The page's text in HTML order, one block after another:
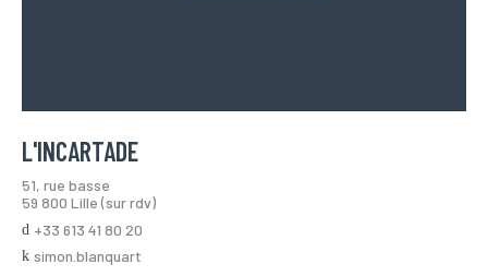
L'INCARTADE
51, rue basse
59 800 Lille (sur rdv)
+33 613 41 80 20
simon.blanquart